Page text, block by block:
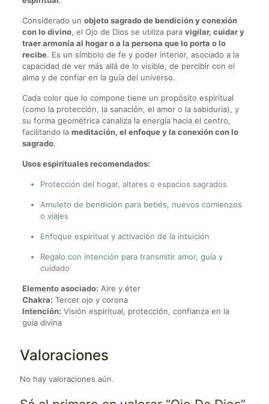
Considerado un objeto sagrado de bendición y conexión
con lo divino, el Ojo de Dios se utiliza para vigilar, cuidar y
traer armonía al hogar o a la persona que lo porta o lo
recibe. Es un símbolo de fe y poder interior, asociado a la
capacidad de ver más allá de lo visible, de percibir con el
alma y de confiar en la guía del universo.
Cada color que lo compone tiene un propósito espiritual
(como la protección, la sanación, el amor o la sabiduría), y
su forma geométrica canaliza la energía hacia el centro,
facilitando la meditación, el enfoque y la conexión con lo
sagrado.
Usos espirituales recomendados:
Protección del hogar, altares o espacios sagrados
Amuleto de bendición para bebés, nuevos comienzos
o viajes
Enfoque espiritual y activación de la intuición
Regalo con intención para transmitir amor, guía y
cuidado
Elemento asociado: Aire y éter
Chakra: Tercer ojo y corona
Intención: Visión espiritual, protección, confianza en la
guía divina
Valoraciones
No hay valoraciones aún.